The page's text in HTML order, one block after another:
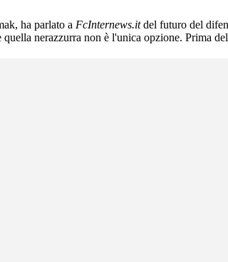
ha parlato a FcInternews.itdel futuro del
nerazzurra non è l'unica opzione. Prima